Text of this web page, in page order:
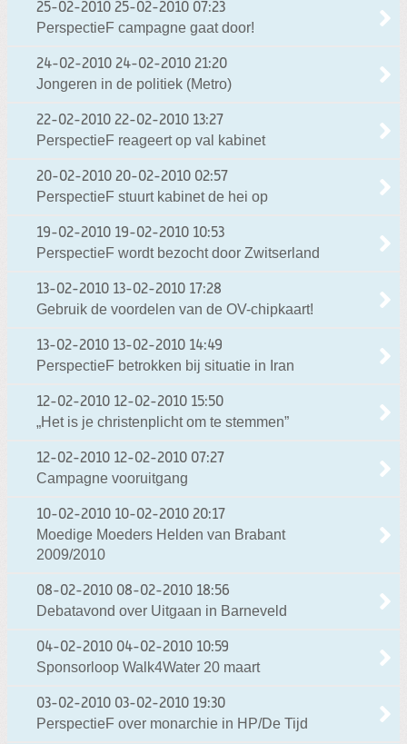
25-02-2010 25-02-2010 07:23
PerspectieF campagne gaat door!
24-02-2010 24-02-2010 21:20
Jongeren in de politiek (Metro)
22-02-2010 22-02-2010 13:27
PerspectieF reageert op val kabinet
20-02-2010 20-02-2010 02:57
PerspectieF stuurt kabinet de hei op
19-02-2010 19-02-2010 10:53
PerspectieF wordt bezocht door Zwitserland
13-02-2010 13-02-2010 17:28
Gebruik de voordelen van de OV-chipkaart!
13-02-2010 13-02-2010 14:49
PerspectieF betrokken bij situatie in Iran
12-02-2010 12-02-2010 15:50
„Het is je christenplicht om te stemmen”
12-02-2010 12-02-2010 07:27
Campagne vooruitgang
10-02-2010 10-02-2010 20:17
Moedige Moeders Helden van Brabant
2009/2010
08-02-2010 08-02-2010 18:56
Debatavond over Uitgaan in Barneveld
04-02-2010 04-02-2010 10:59
Sponsorloop Walk4Water 20 maart
03-02-2010 03-02-2010 19:30
PerspectieF over monarchie in HP/De Tijd